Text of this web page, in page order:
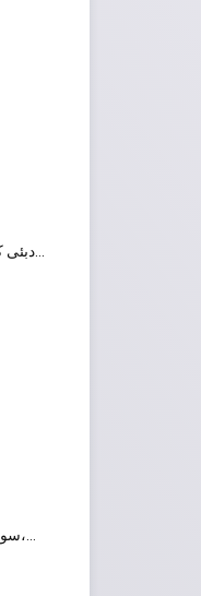
سونے کی قیمت میں ریکارڈ اضافہ،…